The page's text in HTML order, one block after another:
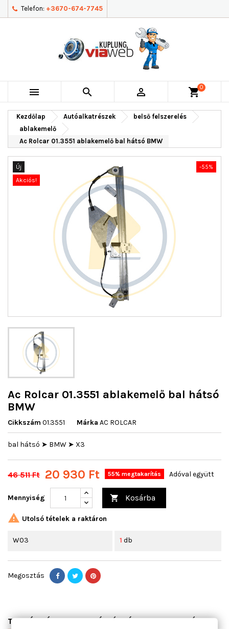
Telefon: +3670-674-7745
   shopping_cart0
Kezdőlap Autóalkatrészek
belső felszerelés
ablakemelő
Ac Rolcar 01.3551 ablakemelő bal hátsó BMW
Új
-55%
Akciós!
Ac Rolcar 01.3551 ablakemelő bal hátsó
BMW
Cikkszám 01.3551 Márka AC ROLCAR
bal hátsó ➤ BMW ➤ X3
46 511 Ft 20 930 Ft 55% megtakarítás Adóval együtt
Mennyiség  Kosárba
 Utolsó tételek a raktáron
W03 1 db
Megosztás
TERMÉK RÉSZLETEI VÁLTÓSZÁMOK MIHEZ JÓ